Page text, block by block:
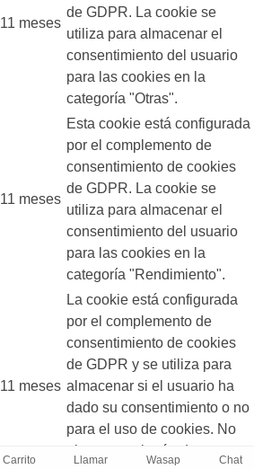
11 meses
de GDPR. La cookie se
utiliza para almacenar el
consentimiento del usuario
para las cookies en la
categoría "Otras".
11 meses
Esta cookie está configurada
por el complemento de
consentimiento de cookies
de GDPR. La cookie se
utiliza para almacenar el
consentimiento del usuario
para las cookies en la
categoría "Rendimiento".
11 meses
La cookie está configurada
por el complemento de
consentimiento de cookies
de GDPR y se utiliza para
almacenar si el usuario ha
dado su consentimiento o no
para el uso de cookies. No
almacena ningún dato
Carrito Llamar Wasap Chat